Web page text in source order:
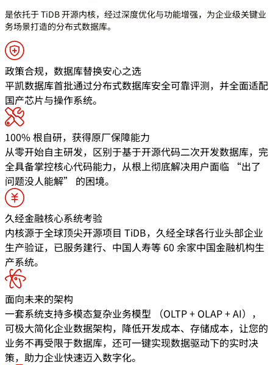
是依托于 TiDB 开源内核，经过深度优化与功能增强，为企业级关键业
务场景打造的分布式数据库。
政策合规，数据库替换安心之选
平凯数据库首批通过分布式数据库安全可靠评测，并全面适配
国产芯片与操作系统。
100% 根自研，获得原厂保障能力
从零开始自主研发，区别于基于开源代码二次开发数据库，完
全具备掌控核心代码能力，从根上彻底解决用户面临 “出了
问题没人能解” 的困境。
久经金融核心系统考验
内核源于全球顶尖开源项目 TiDB，久经全球各行业头部企业
生产验证，已服务建行、中国人寿等 60 余家中国金融机构生
产系统。
面向未来的架构
一套系统支持多模态复杂业务模型 （OLTP + OLAP + AI），
可极大简化企业数据架构，降低开发成本、存储成本，让您的
业务不再受限于数据库，还可一键实现数据驱动下的实时决
策，助力企业快速迈入数字化。